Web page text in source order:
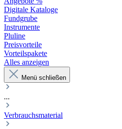
Digitale Kataloge
Fundgrube
Instrumente
Pluline
Preisvorteile
Vorteilspakete
Alles anzeigen
Menü schließen
...
Verbrauchsmaterial